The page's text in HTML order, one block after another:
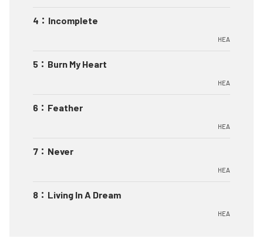
4 ： Incomplete
HEA
5 ： Burn My Heart
HEA
6 ： Feather
HEA
7 ： Never
HEA
8 ： Living In A Dream
HEA